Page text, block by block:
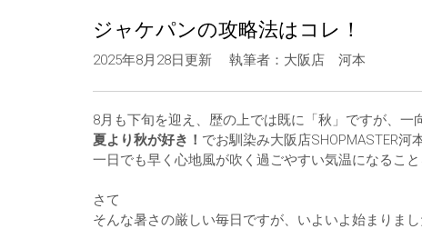
ジャケパンの攻略法はコレ！
2025年8月28日更新 執筆者：大阪店 河本
8月も下旬を迎え、歴の上では既に「秋」ですが、一
夏より秋が好き！ でお馴染み大阪店SHOPMASTER河
一日でも早く心地風が吹く過ごやすい気温になるこ
さて
そんな暑さの厳しい毎日ですが、いよいよ始まりまし